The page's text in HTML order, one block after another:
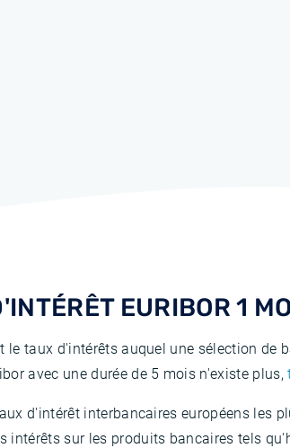
EURIBOR 1
taux d'intérêts auquel une sélection de
avec une durée de 5 mois n'existe plus,
d'intérêt interbancaires européens les
intérêts sur les produits bancaires tels